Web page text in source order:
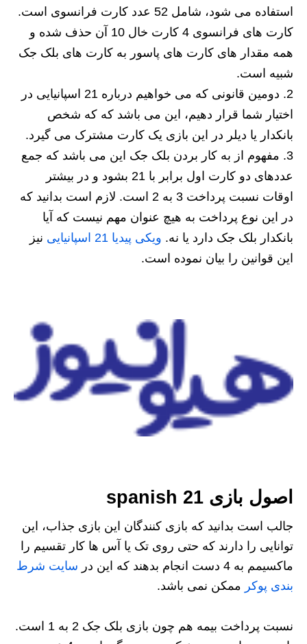
استفاده می شود، شامل 52 عدد کارت فرانسوی است.
کارت های فرانسوی 4 کارت خال 10 آن حذف شده و
همه مقدار های کارت های پاسور به کارت های بلک جک
شبیه است.
دومین قانونی که می خواهیم درباره 21 اسپانیایی در
اختیار شما قرار دهیم، این می باشد که که شخص
بانکدار یا دیلر در این بازی یک کارت مشترک می گیرد.
مفهوم از به کار بردن بلک جک این می باشد که جمع
عددهای دو کارت اول برابر با 21 بشود و در بیشتر
اوقات نسبت پرداخت 3 به 2 است. لازم است بدانید که
در این نوع پرداخت به هیچ عنوان مهم نیست که آیا
بانکدار بلک جک دارد یا نه. ویکی پیدیا 21 اسپانیایی
نیز
این قوانین را بیان نموده است.
اصول بازی 21 spanish
جالب است بدانید که بازی کنندگان این بازی جذاب، این
توانایی را دارند که حتی روی تک یا آس ها کار تقسیم را
ماکسیمم به 4 دست انجام بدهند که این در
سایت شرط
بندی پوکر ممکن نمی باشد.
نسبت پرداخت بیمه هم چون بازی بلک جک 2 به 1 است.